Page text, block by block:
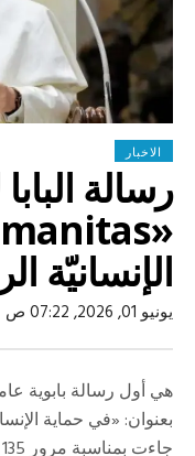
الاخبار
رسالة
الإنسانيّة
يونيو 01, 2026, 07:22 ص
بعنوان: «في حماية